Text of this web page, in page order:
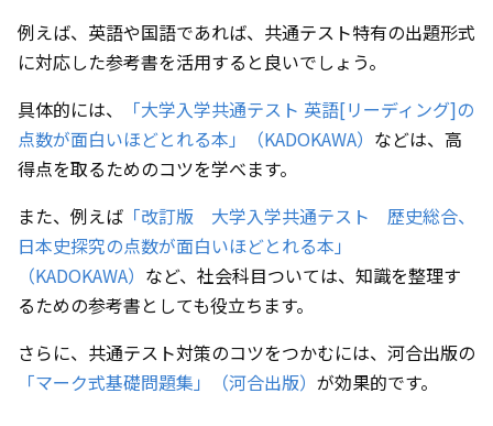
例えば、英語や国語であれば、共通テスト特有の出題形式
に対応した参考書を活用すると良いでしょう。
具体的には、
「大学入学共通テスト 英語[リーディング]の
点数が面白いほどとれる本」（KADOKAWA） などは、高
得点を取るためのコツを学べます。
また、例えば 「改訂版 大学入学共通テスト 歴史総合、
日本史探究の点数が面白いほどとれる本」
（KADOKAWA） など、社会科目ついては、知識を整理す
るための参考書としても役立ちます。
さらに、共通テスト対策のコツをつかむには、河合出版の
「マーク式基礎問題集」（河合出版） が効果的です。